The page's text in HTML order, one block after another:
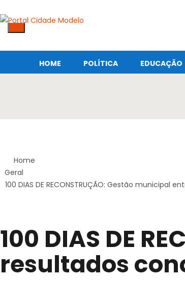
HOME POLÍTICA EDUCAÇÃO
Home
Geral
100 DIAS DE RECONSTRUÇÃO: Gestão municipal
100 DIAS DE
resultados